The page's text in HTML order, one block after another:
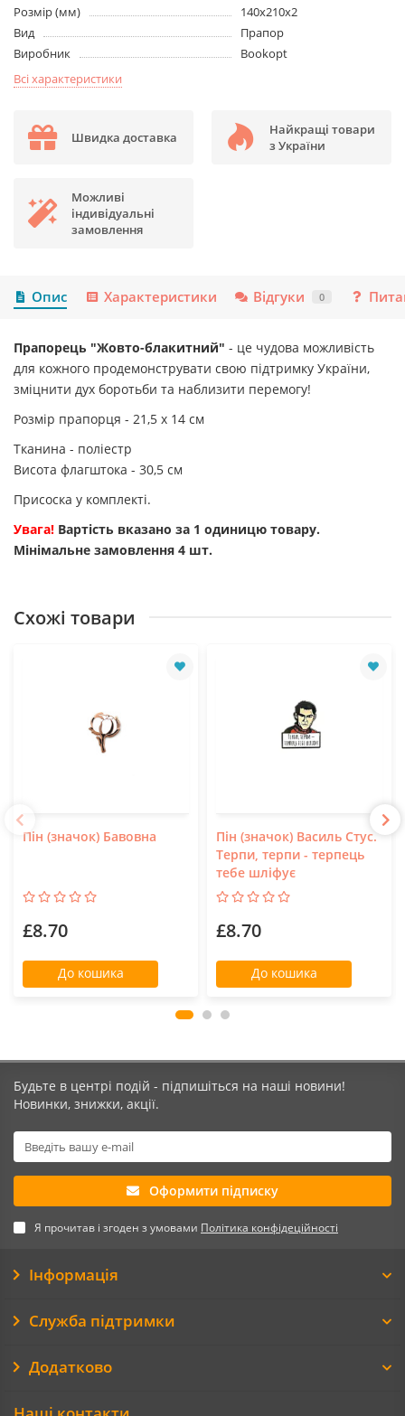
Розмір (мм)
140х210х2
Вид
Прапор
Виробник
Bookopt
Всі характеристики
Швидка доставка
Найкращі товари
з України
Можливі
індивідуальні
замовлення
Опис Характеристики Відгуки 0
Прапорець "Жовто-блакитний" - це чудова можливість
для кожного продемонструвати свою підтримку України,
зміцнити дух боротьби та наблизити перемогу!
Розмір прапорця - 21,5 х 14 см
Тканина - поліестр
Висота флагштока - 30,5 см
Присоска у комплекті.
Увага! Вартість вказано за 1 одиницю товару.
Мінімальне замовлення 4 шт.
Схожі товари
Пін (значок) Бавовна
£8.70
До кошика
Пін (значок) Василь Стус.
Терпи, терпи - терпець
тебе шліфує
£8.70
До кошика
Будьте в центрі подій - підпишіться на наші новини!
Новинки, знижки, акції.
Оформити підписку
Я прочитав і згоден з умовами Політика конфідеційності
Інформація
Служба підтримки
Додатково